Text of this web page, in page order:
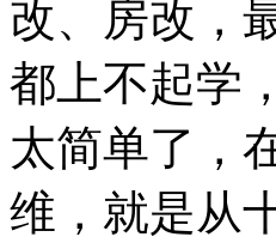
改、房改，
都上不起学
太简单了，
维，就是从